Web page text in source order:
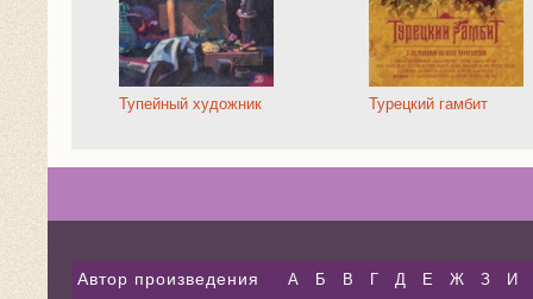
Тупейный художник Турецкий гамбит
Автор произведения А Б В Г Д Е Ж З И